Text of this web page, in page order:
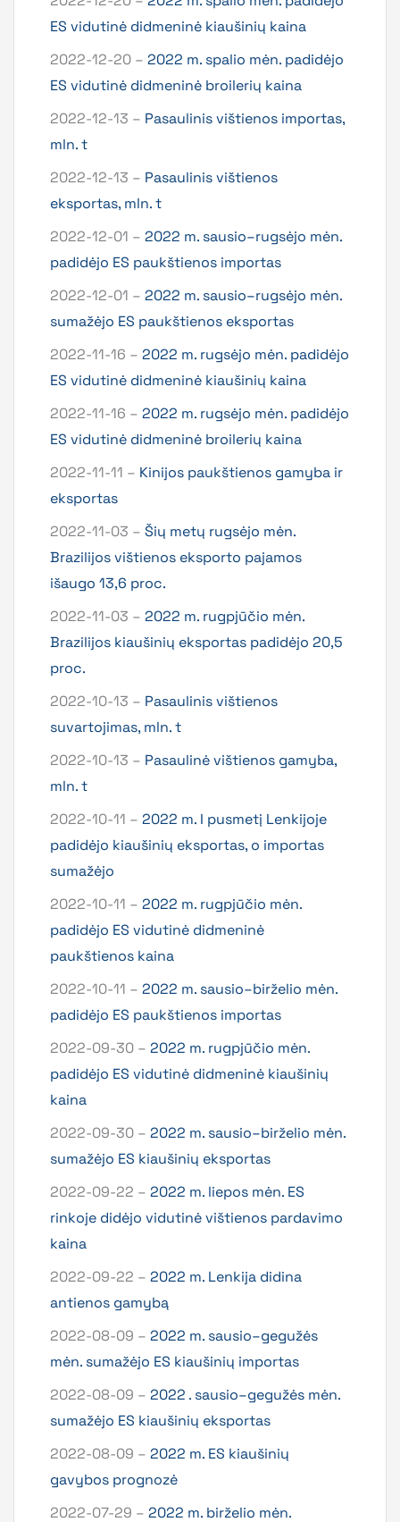
ES vidutinė didmeninė kiaušinių kaina
2022-12-20 – 2022 m. spalio mėn. padidėjo
ES vidutinė didmeninė broilerių kaina
2022-12-13 – Pasaulinis vištienos importas,
mln. t
2022-12-13 – Pasaulinis vištienos
eksportas, mln. t
2022-12-01 – 2022 m. sausio–rugsėjo mėn.
padidėjo ES paukštienos importas
2022-12-01 – 2022 m. sausio–rugsėjo mėn.
sumažėjo ES paukštienos eksportas
2022-11-16 – 2022 m. rugsėjo mėn. padidėjo
ES vidutinė didmeninė kiaušinių kaina
2022-11-16 – 2022 m. rugsėjo mėn. padidėjo
ES vidutinė didmeninė broilerių kaina
2022-11-11 – Kinijos paukštienos gamyba ir
eksportas
2022-11-03 – Šių metų rugsėjo mėn.
Brazilijos vištienos eksporto pajamos
išaugo 13,6 proc.
2022-11-03 – 2022 m. rugpjūčio mėn.
Brazilijos kiaušinių eksportas padidėjo 20,5
proc.
2022-10-13 – Pasaulinis vištienos
suvartojimas, mln. t
2022-10-13 – Pasaulinė vištienos gamyba,
mln. t
2022-10-11 – 2022 m. I pusmetį Lenkijoje
padidėjo kiaušinių eksportas, o importas
sumažėjo
2022-10-11 – 2022 m. rugpjūčio mėn.
padidėjo ES vidutinė didmeninė
paukštienos kaina
2022-10-11 – 2022 m. sausio–birželio mėn.
padidėjo ES paukštienos importas
2022-09-30 – 2022 m. rugpjūčio mėn.
padidėjo ES vidutinė didmeninė kiaušinių
kaina
2022-09-30 – 2022 m. sausio–birželio mėn.
sumažėjo ES kiaušinių eksportas
2022-09-22 – 2022 m. liepos mėn. ES
rinkoje didėjo vidutinė vištienos pardavimo
kaina
2022-09-22 – 2022 m. Lenkija didina
antienos gamybą
2022-08-09 – 2022 m. sausio–gegužės
mėn. sumažėjo ES kiaušinių importas
2022-08-09 – 2022 . sausio–gegužės mėn.
sumažėjo ES kiaušinių eksportas
2022-08-09 – 2022 m. ES kiaušinių
gavybos prognozė
2022-07-29 – 2022 m. birželio mėn.